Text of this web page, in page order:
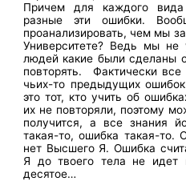
Причем для каждого
разные эти ошибки.
проанализировать, чем мы
Университете? Ведь мы
людей какие были сделаны
повторять. Фактически
чьих-то предыдущих
это тот, кто учить об
их не повторяли, поэтому
получится, а все знания
такая-то, ошибка такая-то.
нет Высшего Я. Ошибка
Я до твоего тела не идет
десятое…